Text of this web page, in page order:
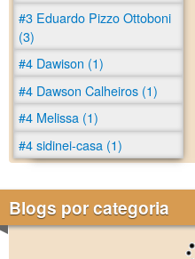
#3 Eduardo Pizzo Ottoboni
(3)
#4 Dawison (1)
#4 Dawson Calheiros (1)
#4 Melissa (1)
#4 sidinei-casa (1)
Blogs por categoria